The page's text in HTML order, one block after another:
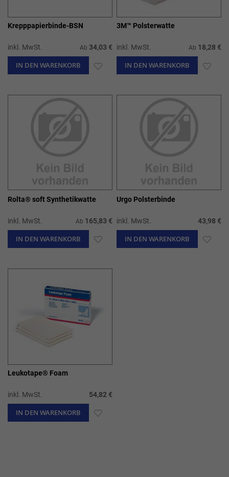
Krepppapierbinde-BSN
inkl. MwSt. Ab 34,03 €
IN DEN WARENKORB ZUR
3M™ Polsterwatte
inkl. MwSt. Ab 18,28 €
IN DEN WARENKORB ZUR
Rolta® soft Synthetikwatte
inkl. MwSt. Ab 165,83 €
IN DEN WARENKORB ZUR
Urgo Polsterbinde
inkl. MwSt. 43,98 €
IN DEN WARENKORB ZUR
Leukotape® Foam
inkl. MwSt. 54,82 €
IN DEN WARENKORB ZUR